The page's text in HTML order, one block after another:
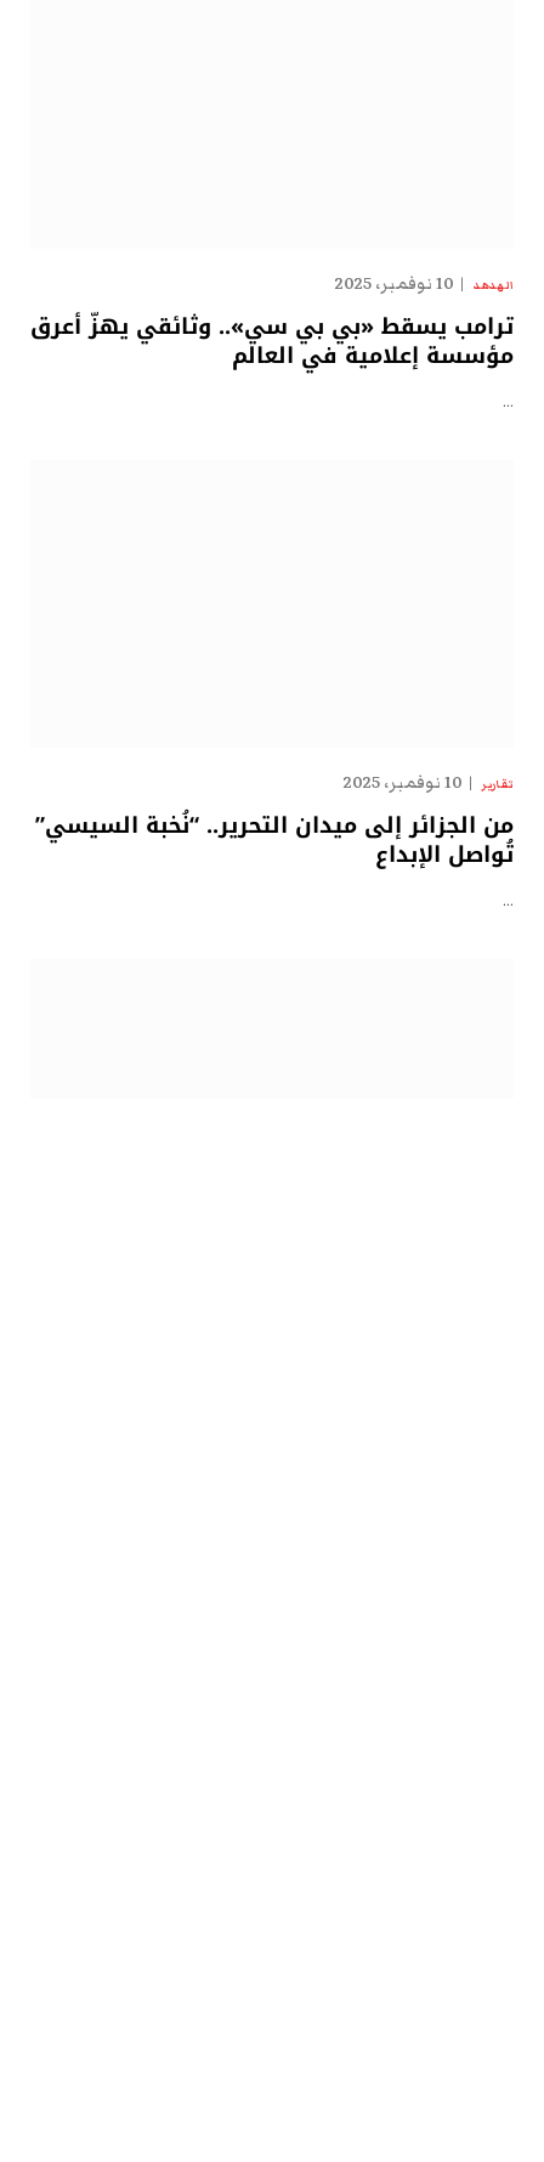
الهدهد 10 نوفمبر، 2025
ترامب يسقط «بي بي سي».. وثائقي يهزّ أعرق
مؤسسة إعلامية في العالم
…
تقارير 10 نوفمبر، 2025
من الجزائر إلى ميدان التحرير.. “نُخبة السيسي”
تُواصل الإبداع
…